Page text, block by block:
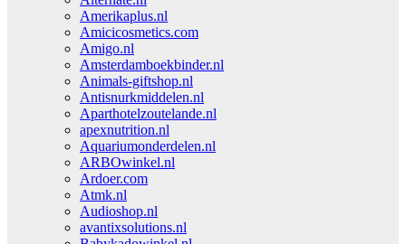
Amerikaplus.nl
Amicicosmetics.com
Amigo.nl
Amsterdamboekbinder.nl
Animals-giftshop.nl
Antisnurkmiddelen.nl
Aparthotelzoutelande.nl
apexnutrition.nl
Aquariumonderdelen.nl
ARBOwinkel.nl
Ardoer.com
Atmk.nl
Audioshop.nl
avantixsolutions.nl